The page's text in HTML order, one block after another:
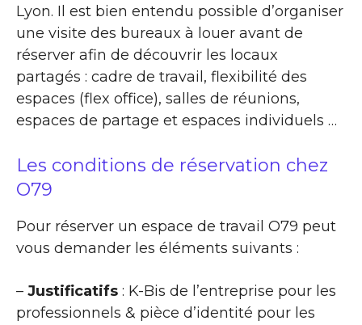
Lyon. Il est bien entendu possible d’organiser
une visite des bureaux à louer avant de
réserver afin de découvrir les locaux
partagés : cadre de travail, flexibilité des
espaces (flex office), salles de réunions,
espaces de partage et espaces individuels …
Les conditions de réservation chez
O79
Pour réserver un espace de travail O79 peut
vous demander les éléments suivants :
– Justificatifs : K-Bis de l’entreprise pour les
professionnels & pièce d’identité pour les